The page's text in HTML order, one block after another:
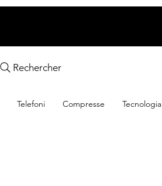
Rechercher
Telefoni Compresse